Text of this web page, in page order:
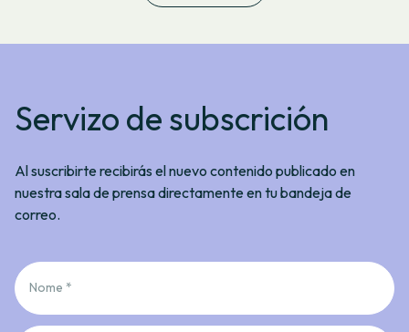
Servizo de subscrición
Al suscribirte recibirás el nuevo contenido publicado en
nuestra sala de prensa directamente en tu bandeja de
correo.
Nome *